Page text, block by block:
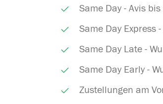
Same Day - Avis
Same Day Express
Same Day Late -
Same Day Early -
Zustellungen am